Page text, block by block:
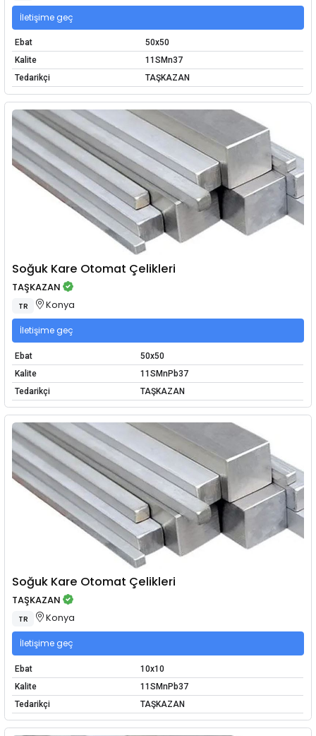
İletişime geç
Ebat
50x50
Kalite
11SMn37
Tedarikçi
TAŞKAZAN
Soğuk Kare Otomat Çelikleri
TAŞKAZAN
TR Konya
İletişime geç
Ebat
50x50
Kalite
11SMnPb37
Tedarikçi
TAŞKAZAN
Soğuk Kare Otomat Çelikleri
TAŞKAZAN
TR Konya
İletişime geç
Ebat
10x10
Kalite
11SMnPb37
Tedarikçi
TAŞKAZAN